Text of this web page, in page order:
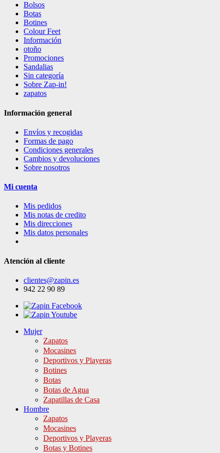
Bolsos
Botas
Botines
Colour Feet
Información
otoño
Promociones
Sandalias
Sin categoría
Sobre Zap-in!
zapatos
Información general
Envíos y recogidas
Formas de pago
Condiciones generales
Cambios y devoluciones
Sobre nosotros
Mi cuenta
Mis pedidos
Mis notas de credito
Mis direcciones
Mis datos personales
Atención al cliente
clientes@zapin.es
942 22 90 89
Mujer
Zapatos
Mocasines
Deportivos y Playeras
Botines
Botas
Botas de Agua
Zapatillas de Casa
Hombre
Zapatos
Mocasines
Deportivos y Playeras
Botas y Botines